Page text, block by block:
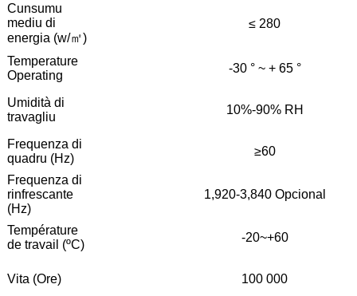
Cunsumu
mediu di
energia (w/㎡)
≤ 280
Temperature
Operating
-30 ° ~ + 65 °
Umidità di
travagliu
10%-90% RH
Frequenza di
quadru (Hz)
≥60
Frequenza di
rinfrescante
(Hz)
1,920-3,840 Opcional
Température
de travail (ºC)
-20~+60
Vita (Ore) 100 000